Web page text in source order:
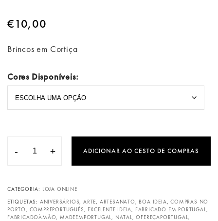
€10,00
Brincos em Cortiça
Cores Disponíveis:
- + ADICIONAR AO CESTO DE COMPRAS
CATEGORIA: LOJA ONLINE
ETIQUETAS: ANIVERSÁRIOS,ARTE, ARTESANATO , BOA IDEIA,COMPRAS NO
PORTO , COMPREPORTUGUÊS , EXCELENTE IDEIA, FABRICADO EM PORTUGAL,
FABRICADOÀMÃO,MADEEMPORTUGAL, NATAL,OFEREÇAPORTUGAL,